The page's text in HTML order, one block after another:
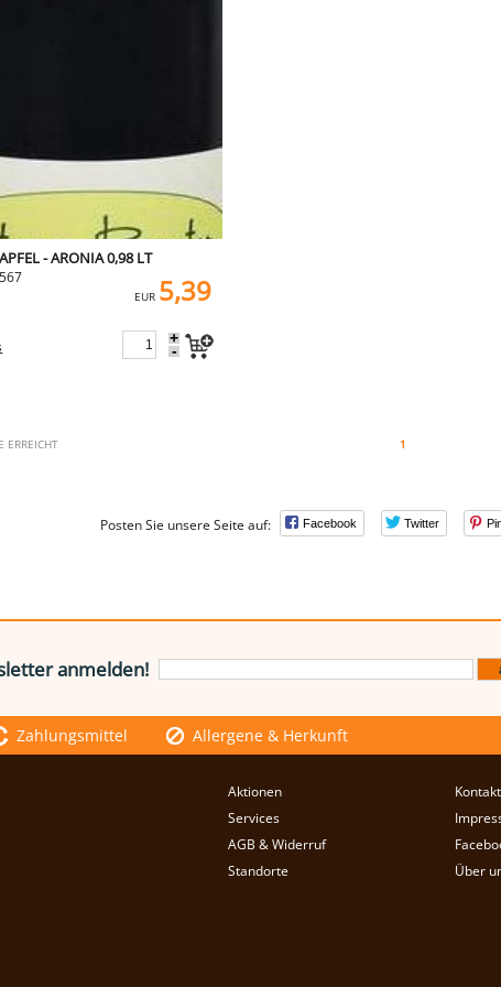
- ARONIA 0,98 LT
EUR 5,39
+
-
ERREICHT 1
Posten Sie unsere Seite auf: Facebook Twitter
anmelden!
Zahlungsmittel Allergene & Herkunft
Aktionen Kontakt
Services
AGB & Widerruf
Standorte
Über